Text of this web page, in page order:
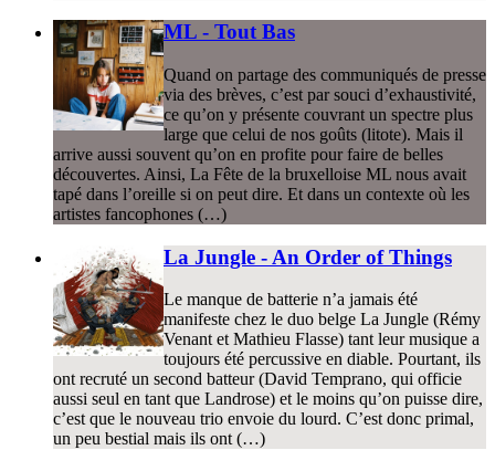
ML - Tout Bas
Quand on partage des communiqués de presse
via des brèves, c’est par souci d’exhaustivité,
ce qu’on y présente couvrant un spectre plus
large que celui de nos goûts (litote). Mais il
arrive aussi souvent qu’on en profite pour faire de belles
découvertes. Ainsi, La Fête de la bruxelloise ML nous avait
tapé dans l’oreille si on peut dire. Et dans un contexte où les
artistes fancophones (…)
La Jungle - An Order of Things
Le manque de batterie n’a jamais été
manifeste chez le duo belge La Jungle (Rémy
Venant et Mathieu Flasse) tant leur musique a
toujours été percussive en diable. Pourtant, ils
ont recruté un second batteur (David Temprano, qui officie
aussi seul en tant que Landrose) et le moins qu’on puisse dire,
c’est que le nouveau trio envoie du lourd. C’est donc primal,
un peu bestial mais ils ont (…)